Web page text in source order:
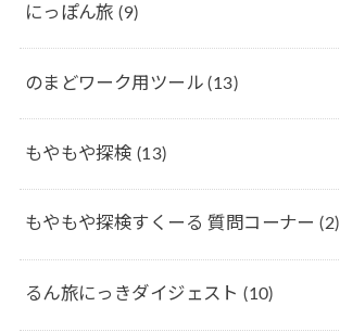
にっぽん旅(9)
のまどワーク用ツール(13)
もやもや探検 (13)
もやもや探検すくーる 質問コーナー(2)
るん旅にっきダイジェスト(10)